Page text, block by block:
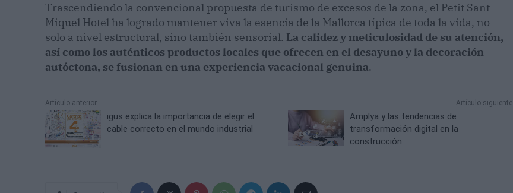
Trascendiendo la convencional propuesta de turismo de excesos de la zona, el Petit Sant
Miquel Hotel ha logrado mantener viva la esencia de la Mallorca típica de toda la vida, no
solo a nivel estructural, sino también sensorial. La calidez y meticulosidad de su atención,
así como los auténticos productos locales que ofrecen en el desayuno y la decoración
autóctona, se fusionan en una experiencia vacacional genuina.
Artículo anterior
igus explica la importancia de elegir el
cable correcto en el mundo industrial
Artículo siguiente
Amplya y las tendencias de
transformación digital en la
construcción